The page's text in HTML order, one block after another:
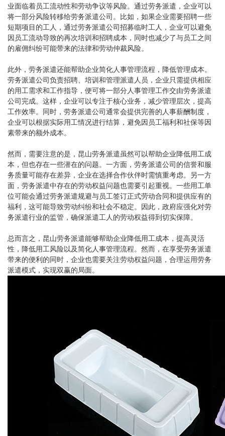
业面临着员工流动性和劳动争议等风险。通过劳务派遣，企业可以
将一部分风险转移给劳务派遣公司。比如，如果企业需要招聘一些
短期项目的工人，通过劳务派遣公司招募临时工人，企业可以避免
因员工流动导致的再次培训和招聘成本，同时也减少了与员工之间
的雇佣纠纷可能带来的法律和劳动仲裁风险。
此外，劳务派遣还能帮助企业简化人事管理流程，降低管理成本。
劳务派遣公司负责招聘、培训和管理派遣人员，企业只需提供相应
的用工需求和工作指导，便可将一部分人事管理工作交由劳务派遣
公司完成。这样，企业可以专注于核心业务，减少管理层次，提高
工作效率。同时，劳务派遣公司通常会提供完善的人事薪酬制度，
企业可以根据实际用工情况进行结算，避免因员工福利和社保等因
素带来的额外成本。
然而，需要注意的是，昆山劳务派遣虽然可以帮助企业降低用工成
本，但也存在一些潜在的问题。一方面，劳务派遣公司的信誉和服
务质量可能存在差异，企业在选择合作伙伴时需慎重考虑。另一方
面，劳务派遣中存在的劳动权益问题也需要引起重视。一些用工单
位可能会通过劳务派遣规避与员工签订正式劳动合同和提供应有的
福利，这可能导致劳动纠纷和社会不稳定。因此，政府应强化对劳
务派遣行业的监管，确保派遣工人的劳动权益得到切实保障。
总而言之，昆山劳务派遣能够帮助企业降低用工成本，提高灵活
性，降低用工风险以及简化人事管理流程。然而，在享受劳务派遣
带来的便利的同时，企业也需要关注劳动权益问题，合理运用劳务
派遣模式，实现双赢的局面。